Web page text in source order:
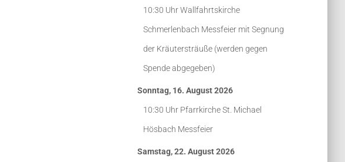
10:30 UhrWallfahrtskirche
Schmerlenbach Messfeier mit Segnung
der Kräutersträuße (werden gegen
Spende abgegeben)
Sonntag, 16. August 2026
10:30 Uhr Pfarrkirche St. Michael
Hösbach Messfeier
Samstag, 22. August 2026